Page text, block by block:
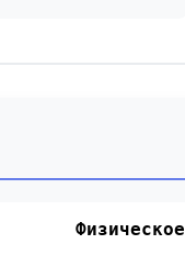
Физическое